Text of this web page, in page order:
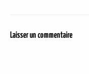
Laisser un commentaire